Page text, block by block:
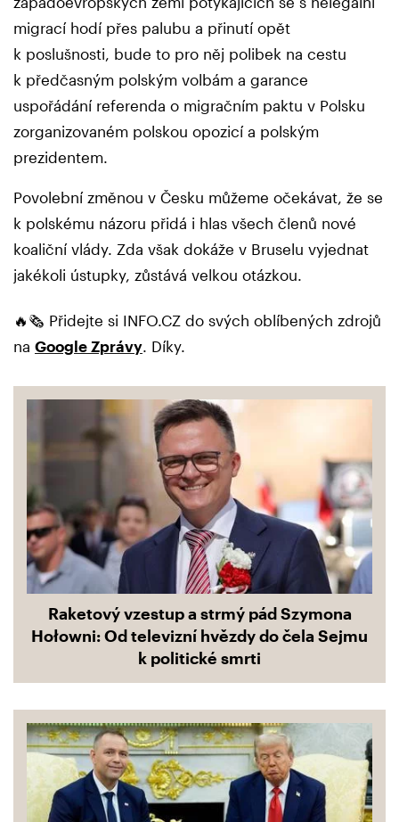
migrací hodí přes palubu a přinutí opět
k poslušnosti, bude to pro něj polibek na cestu
k předčasným polským volbám a garance
uspořádání referenda o migračním paktu v Polsku
zorganizovaném polskou opozicí a polským
prezidentem.
Povolební změnou v Česku můžeme očekávat, že se
k polskému názoru přidá i hlas všech členů nové
koaliční vlády. Zda však dokáže v Bruselu vyjednat
jakékoli ústupky, zůstává velkou otázkou.
🔥🗞️ Přidejte si INFO.CZ do svých oblíbených zdrojů
na Google Zprávy. Díky.
Raketový vzestup a strmý pád Szymona
Hołowni: Od televizní hvězdy do čela Sejmu
k politické smrti